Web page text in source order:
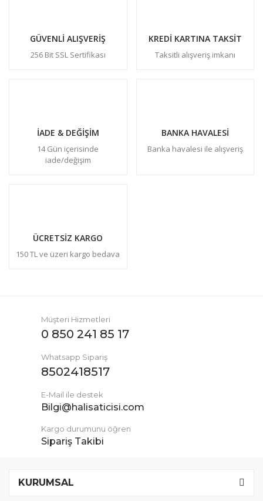
GÜVENLİ ALIŞVERİŞ
256 Bit SSL Sertifikası
KREDİ KARTINA TAKSİT
Taksitli alışveriş imkanı
İADE & DEĞİŞİM
14 Gün içerisinde
iade/değişim
BANKA HAVALESİ
Banka havalesi ile alışveriş
ÜCRETSİZ KARGO
150 TL ve üzeri kargo bedava
Müşteri Hizmetleri
0 850 241 85 17
Whatsapp Sipariş
8502418517
E-Mail ile destek
Bilgi@halisaticisi.com
Kargo durumunu öğren
Sipariş Takibi
KURUMSAL